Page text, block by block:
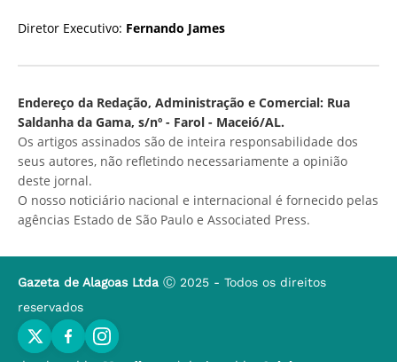
Diretor Executivo: Fernando James
Endereço da Redação, Administração e Comercial: Rua
Saldanha da Gama, s/nº - Farol - Maceió/AL.
Os artigos assinados são de inteira responsabilidade dos
seus autores, não refletindo necessariamente a opinião
deste jornal.
O nosso noticiário nacional e internacional é fornecido pelas
agências Estado de São Paulo e Associated Press.
Gazeta de Alagoas Ltda Ⓒ 2025 - Todos os direitos
reservados